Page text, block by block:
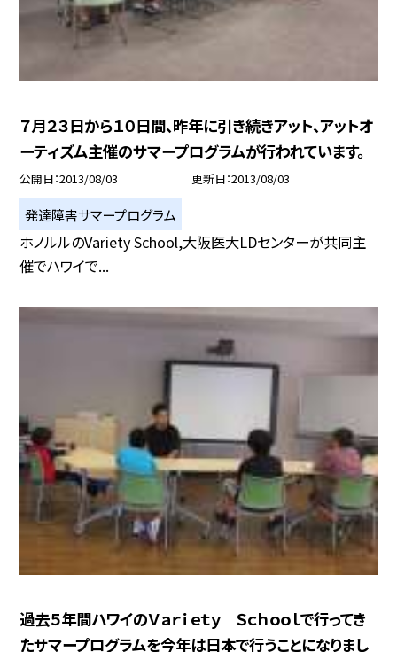
７月２３日から１０日間、昨年に引き続きアット、アットオ
ーティズム主催のサマープログラムが行われています。
公開日 2013/08/03 更新日 2013/08/03
発達障害サマープログラム
ホノルルのVariety School,大阪医大LDセンターが共同主
催でハワイで...
過去５年間ハワイのＶａｒｉｅｔｙ Ｓｃｈｏｏｌで行ってき
たサマープログラムを今年は日本で行うことになりまし